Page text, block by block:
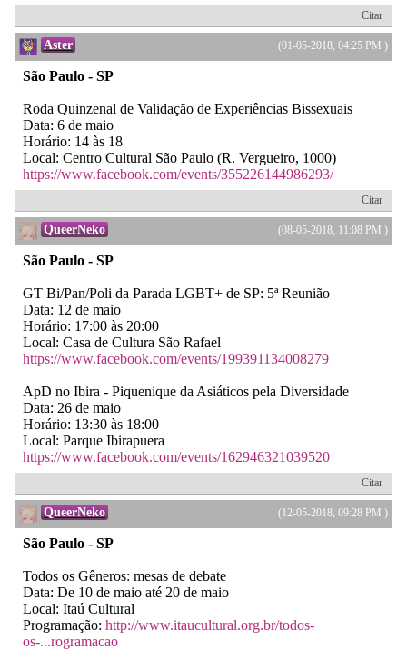
Citar
(01-05-2018, 04:25 PM )
Aster
São Paulo - SP
Roda Quinzenal de Validação de Experiências Bissexuais
Data: 6 de maio
Horário: 14 às 18
Local: Centro Cultural São Paulo (R. Vergueiro, 1000)
https://www.facebook.com/events/355226144986293/
Citar
(08-05-2018, 11:08 PM )
QueerNeko
São Paulo - SP
GT Bi/Pan/Poli da Parada LGBT+ de SP: 5ª Reunião
Data: 12 de maio
Horário: 17:00 às 20:00
Local: Casa de Cultura São Rafael
https://www.facebook.com/events/199391134008279
ApD no Ibira - Piquenique da Asiáticos pela Diversidade
Data: 26 de maio
Horário: 13:30 às 18:00
Local: Parque Ibirapuera
https://www.facebook.com/events/162946321039520
Citar
(12-05-2018, 09:28 PM )
QueerNeko
São Paulo - SP
Todos os Gêneros: mesas de debate
Data: De 10 de maio até 20 de maio
Local: Itaú Cultural
Programação: http://www.itaucultural.org.br/todos-
os-...rogramacao